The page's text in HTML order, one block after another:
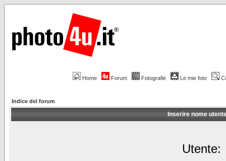
Home Forum Fotografie Le mie foto
Indice del forum
Inserire nome
Utente: